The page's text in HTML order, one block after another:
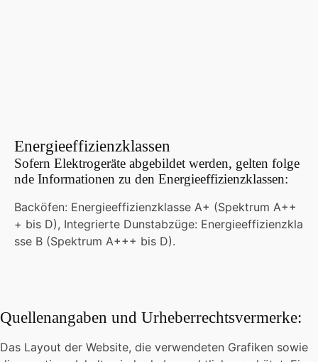
Energieeffizienzklassen
Sofern Elektrogeräte abgebildet werden, gelten folge
nde Informationen zu den Energieeffizienzklassen:
Backöfen: Energieeffizienzklasse A+ (Spektrum A++
+ bis D), Integrierte Dunstabzüge: Energieeffizienzkla
sse B (Spektrum A+++ bis D).
Quellenangaben und Urheberrechtsvermerke:
Das Layout der Website, die verwendeten Grafiken sowie